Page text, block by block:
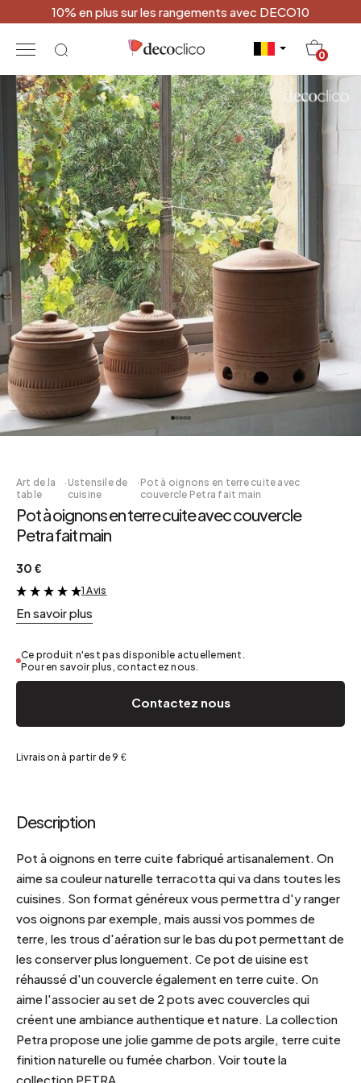
10% en plus sur les rangements avec DECO10
0
Art de la
table
· Ustensile de
cuisine
· Pot à oignons en terre cuite avec
couvercle Petra fait main
Pot à oignons en terre cuite avec couvercle
Petra fait main
30 €
&
1 Avis
En savoir plus
Ce produit n'est pas disponible actuellement.
Pour en savoir plus, contactez nous.
Contactez nous
Livraison à partir de 9 €
Description
Pot à oignons en terre cuite fabriqué artisanalement. On
aime sa couleur naturelle terracotta qui va dans toutes les
cuisines. Son format généreux vous permettra d'y ranger
vos oignons par exemple, mais aussi vos pommes de
terre, les trous d'aération sur le bas du pot permettant de
les conserver plus longuement. Ce pot de uisine est
réhaussé d'un couvercle également en terre cuite. On
aime l'associer au set de 2 pots avec couvercles qui
créent une ambiance authentique et nature. La collection
Petra propose une jolie gamme de pots argile, terre cuite
finition naturelle ou fumée charbon. Voir toute la
collection PETRA